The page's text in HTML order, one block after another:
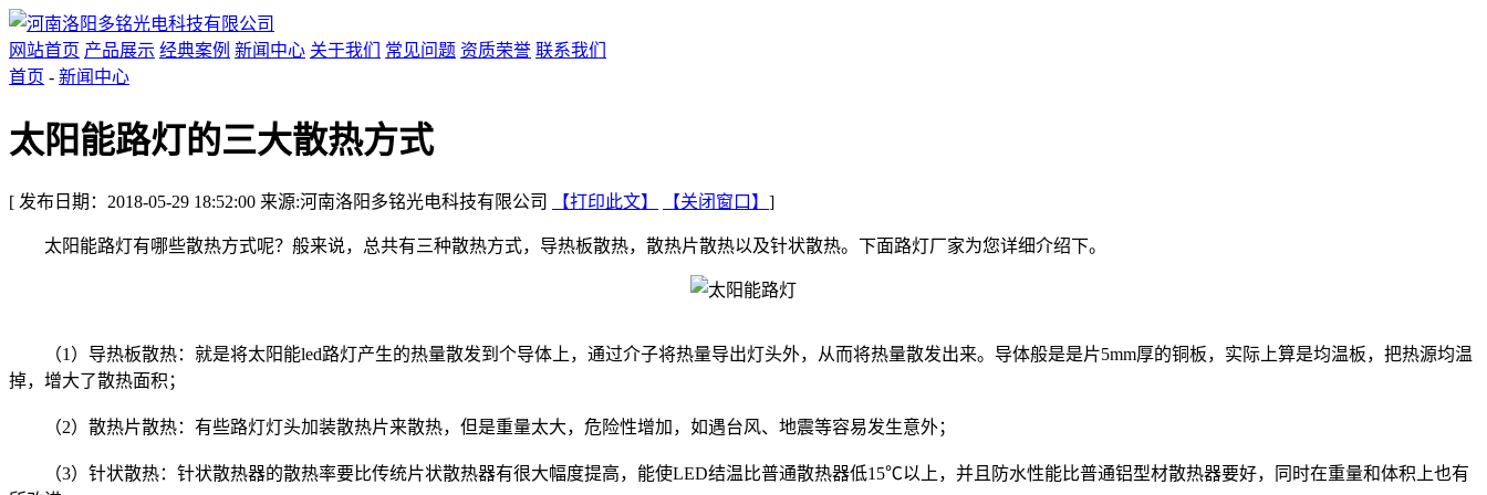
网站首页 产品展示 经典案例 新闻中心 关于我们 常见问题 资质荣誉 联系我们
首页 - 新闻中心
太阳能路灯的三大散热方式
[ 发布日期：2018-05-29 18:52:00 来源:河南洛阳多铭光电科技有限公司 【打印此文】 【关闭窗口】 ]
太阳能路灯有哪些散热方式呢？般来说，总共有三种散热方式，导热板散热，散热片散热以及针状散热。下面路灯厂家为您详细介绍下。
（1）导热板散热：就是将太阳能led路灯产生的热量散发到个导体上，通过介子将热量导出灯头外，从而将热量散发出来。导体般是是片5mm厚的铜板，实际上算是均温板，把热源均温
掉，增大了散热面积；
（2）散热片散热：有些路灯灯头加装散热片来散热，但是重量太大，危险性增加，如遇台风、地震等容易发生意外；
（3）针状散热：针状散热器的散热率要比传统片状散热器有很大幅度提高，能使LED结温比普通散热器低15℃以上，并且防水性能比普通铝型材散热器要好，同时在重量和体积上也有